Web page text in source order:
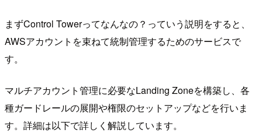
まずControl Towerってなんなの？っていう説明をすると、
AWSアカウントを束ねて統制管理するためのサービスで
す。
マルチアカウント管理に必要なLanding Zoneを構築し、各
種ガードレールの展開や権限のセットアップなどを行いま
す。詳細は以下で詳しく解説しています。